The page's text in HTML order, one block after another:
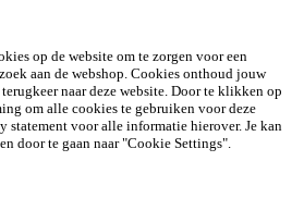
op de website om te zorgen voor een
aan de webshop. Cookies onthoud jouw
naar deze website. Door te klikken op
om alle cookies te gebruiken voor deze
statement voor alle informatie hierover. Je kan
door te gaan naar "Cookie Settings".